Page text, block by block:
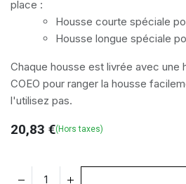
place :
Housse courte spéciale
Housse longue spéciale
Chaque housse est livrée avec une
COEO pour ranger la housse
l'utilisez pas.
20,83 €(Hors taxes)